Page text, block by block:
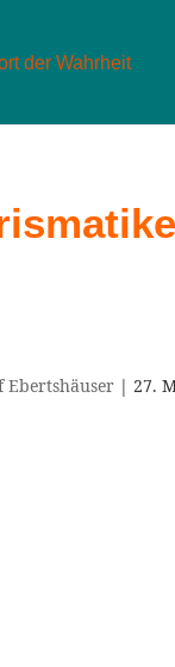
Ebertshäuser |27.